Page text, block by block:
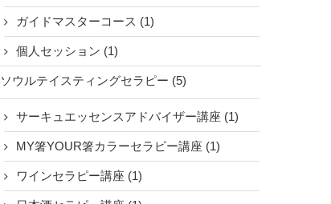
ガイドマスターコース (1)
個人セッション (1)
ソウルテイスティングセラピー (5)
サーキュエッセンスアドバイザー講座 (1)
MY箸YOUR箸カラーセラピー講座 (1)
ワインセラピー講座 (1)